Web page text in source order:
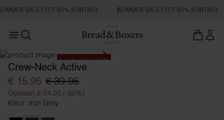
SALE | TOT 60% KORTING SUMMER SALE | TOT 60% KORTING
Open main menu
Summer Sale 60%
Crew-Neck Active
€ 15.95 € 39.95
Opslaan € 24.00 (-60%)
Kleur: Iron Grey